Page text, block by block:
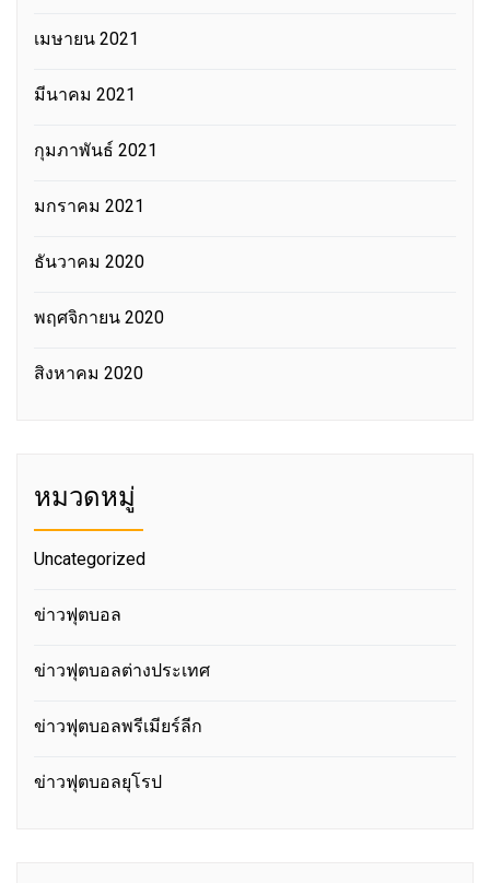
เมษายน 2021
มีนาคม 2021
กุมภาพันธ์ 2021
มกราคม 2021
ธันวาคม 2020
พฤศจิกายน 2020
สิงหาคม 2020
หมวดหมู่
Uncategorized
ข่าวฟุตบอล
ข่าวฟุตบอลต่างประเทศ
ข่าวฟุตบอลพรีเมียร์ลีก
ข่าวฟุตบอลยุโรป